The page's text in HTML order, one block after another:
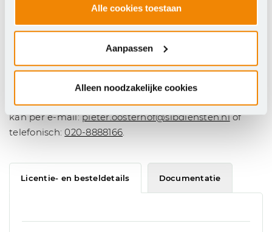
Alle cookies toestaan
Aanpassen
Alleen noodzakelijke cookies
Advanced
Premium plus.
Neem contact op met Pieter Oosterhof als je
Barracuda-licenties wilt bestellen of bijbestellen. Dat
kan per e-mail:pieter.oosterhof@slbdiensten.nlof
telefonisch:020-8888166.
Licentie- en besteldetails Documentatie